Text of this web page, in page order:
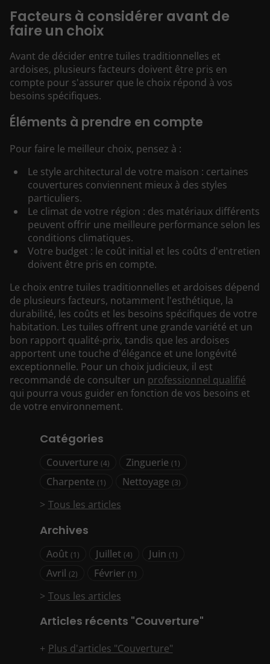
Catégories
Couverture (4) Zinguerie(1)
Charpente (1) Nettoyage(3)
Tous les articles
Archives
Août (1) Juillet(4) Juin(1)
Avril (2) Février(1)
Tous les articles
Articles récents "Couverture"
Plus d'articles "Couverture"
Facteurs à considérer avant de
faire un choix
Avant de décider entre tuiles traditionnelles et
ardoises, plusieurs facteurs doivent être pris en
compte pour s'assurer que le choix répond à vos
besoins spécifiques.
Éléments à prendre en compte
Pour faire le meilleur choix, pensez à :
Le style architectural de votre maison : certaines
couvertures conviennent mieux à des styles
particuliers.
Le climat de votre région : des matériaux différents
peuvent offrir une meilleure performance selon les
conditions climatiques.
Votre budget : le coût initial et les coûts d'entretien
doivent être pris en compte.
Le choix entre tuiles traditionnelles et ardoises dépend
de plusieurs facteurs, notamment l'esthétique, la
durabilité, les coûts et les besoins spécifiques de votre
habitation. Les tuiles offrent une grande variété et un
bon rapport qualité-prix, tandis que les ardoises
apportent une touche d'élégance et une longévité
exceptionnelle. Pour un choix judicieux, il est
recommandé de consulter un professionnel qualifié
qui pourra vous guider en fonction de vos besoins et
de votre environnement.